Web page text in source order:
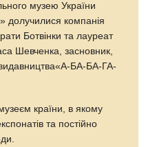
музею України
долучилися компанія
Ботвінки та лауреат
Шевченка, засновник,
БА-БА-ГА-
країни, в якому
та постійно